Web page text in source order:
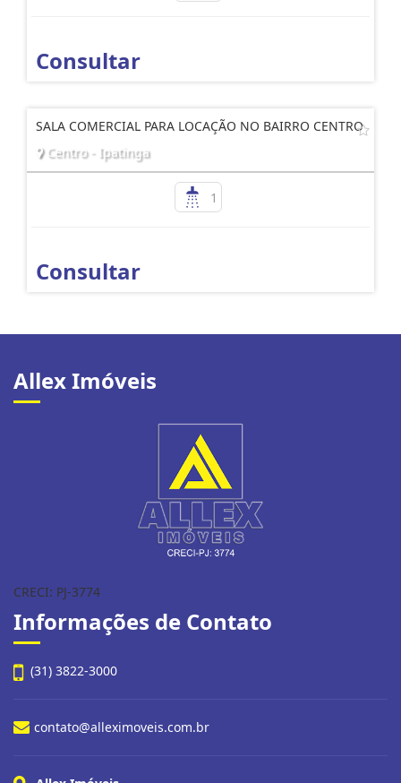
Consultar
SALA COMERCIAL PARA LOCAÇÃO NO BAIRRO CENTRO
Centro - Ipatinga
1
Consultar
Allex Imóveis
CRECI: PJ-3774
Informações de Contato
(31) 3822-3000
contato@alleximoveis.com.br